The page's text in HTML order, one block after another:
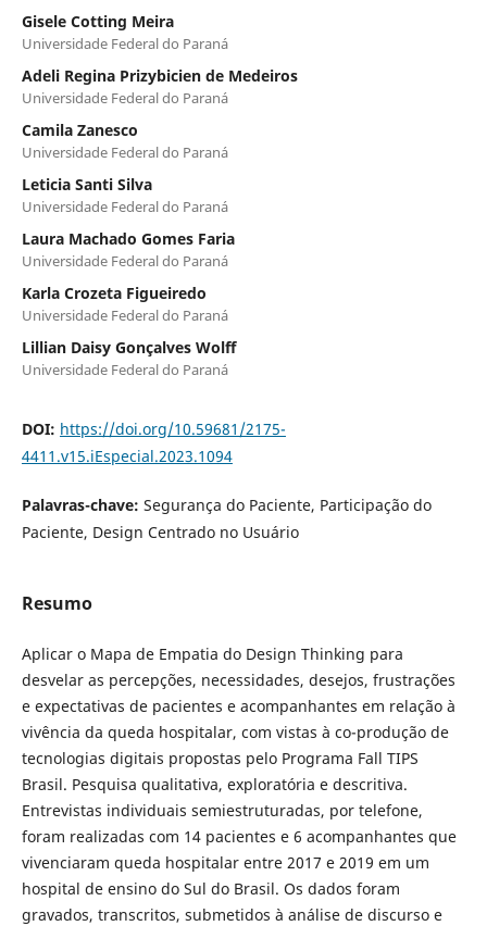
Gisele Cotting Meira
Universidade Federal do Paraná
Adeli Regina Prizybicien de Medeiros
Universidade Federal do Paraná
Camila Zanesco
Universidade Federal do Paraná
Leticia Santi Silva
Universidade Federal do Paraná
Laura Machado Gomes Faria
Universidade Federal do Paraná
Karla Crozeta Figueiredo
Universidade Federal do Paraná
Lillian Daisy Gonçalves Wolff
Universidade Federal do Paraná
DOI: https://doi.org/10.59681/2175-
4411.v15.iEspecial.2023.1094
Palavras-chave: Segurança do Paciente, Participação do
Paciente, Design Centrado no Usuário
Resumo
Aplicar o Mapa de Empatia do Design Thinking para
desvelar as percepções, necessidades, desejos, frustrações
e expectativas de pacientes e acompanhantes em relação à
vivência da queda hospitalar, com vistas à co-produção de
tecnologias digitais propostas pelo Programa Fall TIPS
Brasil. Pesquisa qualitativa, exploratória e descritiva.
Entrevistas individuais semiestruturadas, por telefone,
foram realizadas com 14 pacientes e 6 acompanhantes que
vivenciaram queda hospitalar entre 2017 e 2019 em um
hospital de ensino do Sul do Brasil. Os dados foram
gravados, transcritos, submetidos à análise de discurso e